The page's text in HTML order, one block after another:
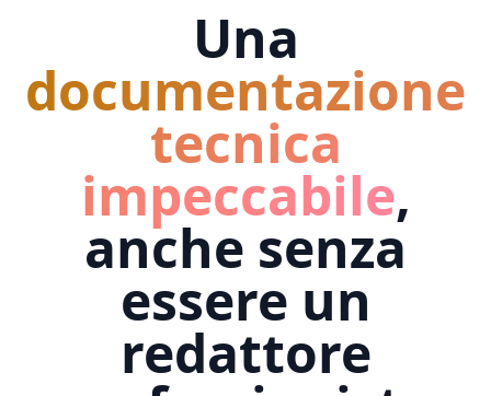
Una
documentazione
tecnica
impeccabile,
anche senza
essere un
redattore